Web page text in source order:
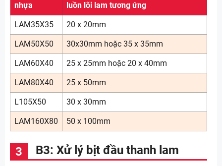
nhựa
luồn lõi lam tương ứng
LAM35X35 20 x 20mm
LAM50X50 30x30mm hoặc 35 x 35mm
LAM60X40 25 x 25mm hoặc 20 x 40mm
LAM80X40 25 x 50mm
L105X50 30 x 30mm
LAM160X80 50 x 100mm
B3: Xử lý bịt đầu thanh lam